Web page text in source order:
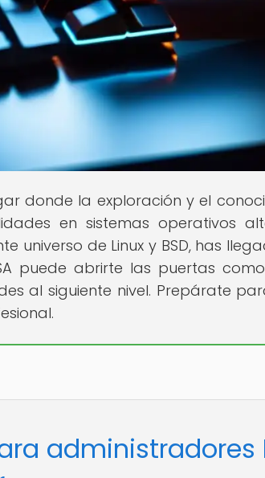
donde la exploración y el
en sistemas operativos
universo de Linux y BSD, has
puede abrirte las puertas
al siguiente nivel. Prepárate
administradores